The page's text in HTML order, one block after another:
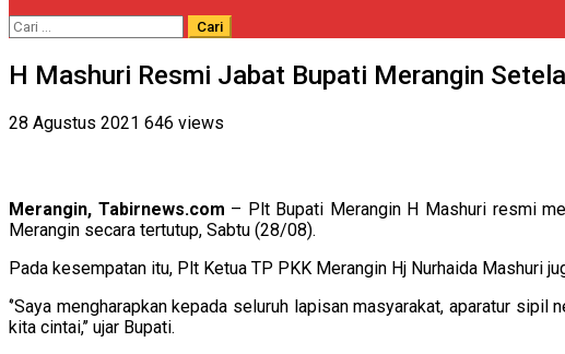
Cari
H Mashuri Resmi Jabat Bupati Merangin
28 Agustus 2021 646 views
Merangin, Tabirnews.com – Plt Bupati Merangin H Mashuri resmi
Merangin secara tertutup, Sabtu (28/08).
Pada kesempatan itu, Plt Ketua TP PKK Merangin Hj Nurhaida Mashuri
‘’Saya mengharapkan kepada seluruh lapisan masyarakat, aparatur
kita cintai,’’ ujar Bupati.